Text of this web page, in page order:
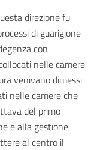
direzione fu
di guarigione
con
nelle camere
venivano dimessi
nelle camere che
del primo
e alla gestione
al centro il